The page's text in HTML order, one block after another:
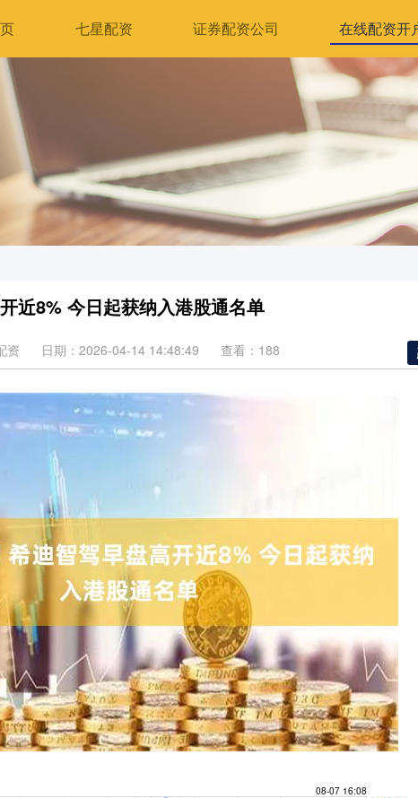
七星配资 证券配资公司 在线配资开
近8% 今日起获纳入港股通名单
资 日期：2026-04-14 14:48:49 查看：188